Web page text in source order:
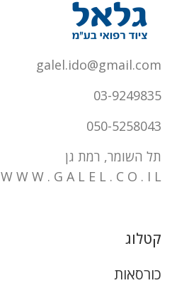
galel.ido@gmail.com
03-9249835
050-5258043
תל השומר, רמת גן
W W W . G A L E L . C O . I L
קטלוג
כורסאות